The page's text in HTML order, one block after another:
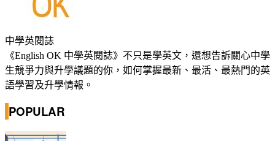
中學英閱誌
《English OK 中學英閱誌》不只是學英文，還想告訴關心中學
生競爭力與升學議題的你，如何掌握最新、最活、最熱門的英
語學習及升學情報。
POPULAR